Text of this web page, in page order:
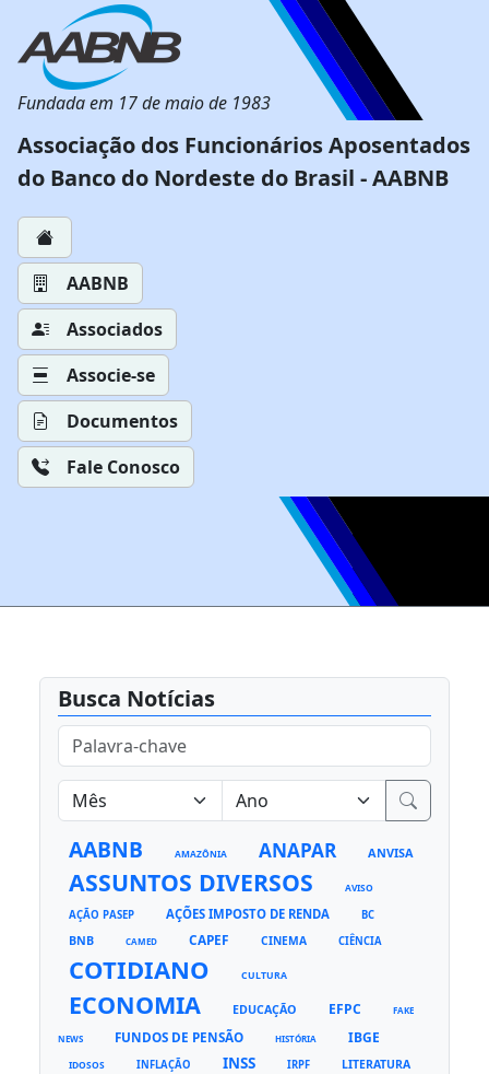
Fundada em 17 de maio de 1983
Associação dos Funcionários Aposentados
do Banco do Nordeste do Brasil - AABNB
AABNB
Associados
Associe-se
Documentos
Fale Conosco
Busca Notícias
AABNB AMAZÔNIA ANAPAR ANVISA
ASSUNTOS DIVERSOS AVISO
AÇÃO PASEP AÇÕES IMPOSTO DE RENDA BC
BNB CAMED CAPEF CINEMA CIÊNCIA
COTIDIANO CULTURA
ECONOMIA EDUCAÇÃO EFPC FAKE
NEWS FUNDOS DE PENSÃO HISTÓRIA IBGE
IDOSOS INFLAÇÃO INSS IRPF LITERATURA